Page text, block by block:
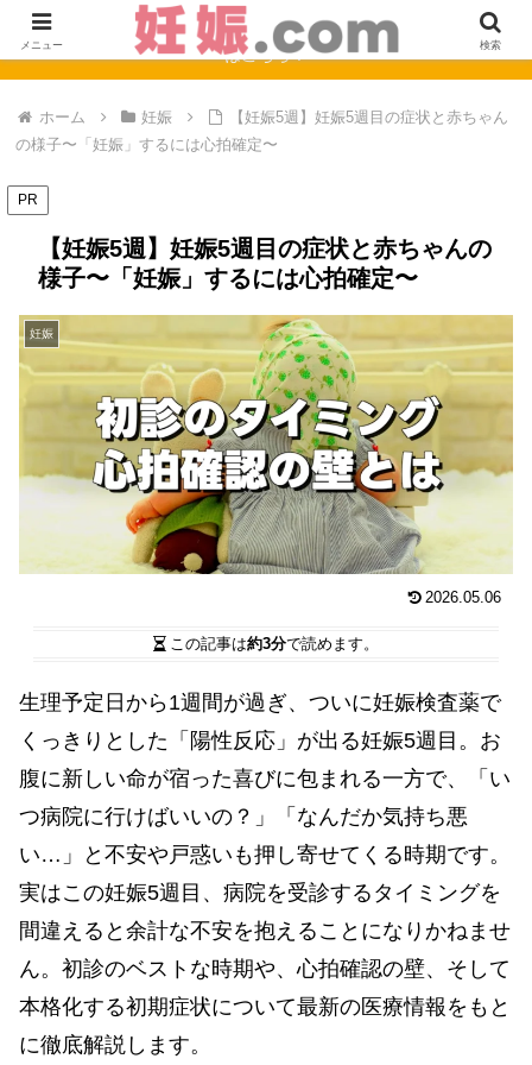
【完全保存版】妊娠0週〜40週のママの症状と赤ちゃんの成長まとめ
はこちら！
ホーム 妊娠
【妊娠5週】妊娠5週目の症状と赤ちゃん
の様子〜「妊娠」するには心拍確定〜
PR
【妊娠5週】妊娠5週目の症状と赤ちゃんの
様子〜「妊娠」するには心拍確定〜
妊娠
2026.05.06
この記事は約3分で読めます。
生理予定日から1週間が過ぎ、ついに妊娠検査薬で
くっきりとした「陽性反応」が出る妊娠5週目。お
腹に新しい命が宿った喜びに包まれる一方で、「い
つ病院に行けばいいの？」「なんだか気持ち悪
い…」と不安や戸惑いも押し寄せてくる時期です。
実はこの妊娠5週目、病院を受診するタイミングを
間違えると余計な不安を抱えることになりかねませ
ん。初診のベストな時期や、心拍確認の壁、そして
本格化する初期症状について最新の医療情報をもと
に徹底解説します。
メニュー 検索